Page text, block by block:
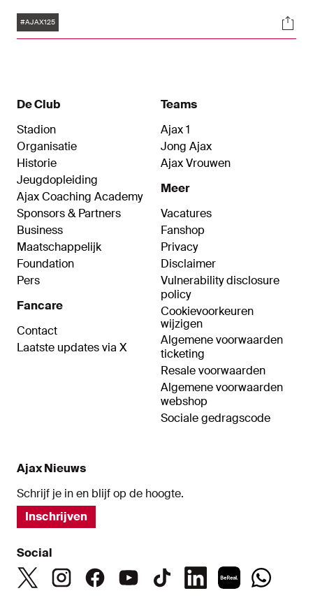
in het teken van 125 jaar Ajax.
Tags
#AJAX125
De Club
Stadion
Organisatie
Historie
Jeugdopleiding
Ajax Coaching Academy
Sponsors & Partners
Business
Maatschappelijk
Foundation
Pers
Fancare
Contact
Laatste updates via X
Teams
Ajax 1
Jong Ajax
Ajax Vrouwen
Meer
Vacatures
Fanshop
Privacy
Disclaimer
Vulnerability disclosure
policy
Cookievoorkeuren
wijzigen
Algemene voorwaarden
ticketing
Resale voorwaarden
Algemene voorwaarden
webshop
Sociale gedragscode
Ajax Nieuws
Schrijf je in en blijf op de hoogte.
Inschrijven
Social